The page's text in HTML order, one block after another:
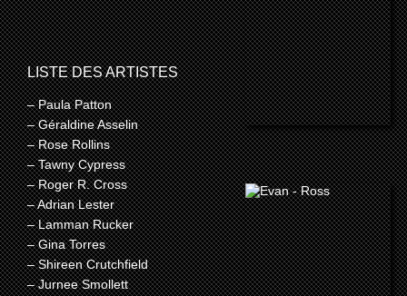
LISTE DES ARTISTES
– Paula Patton
– Géraldine Asselin
– Rose Rollins
– Tawny Cypress
– Roger R. Cross
– Adrian Lester
– Lamman Rucker
– Gina Torres
– Shireen Crutchfield
– Jurnee Smollett